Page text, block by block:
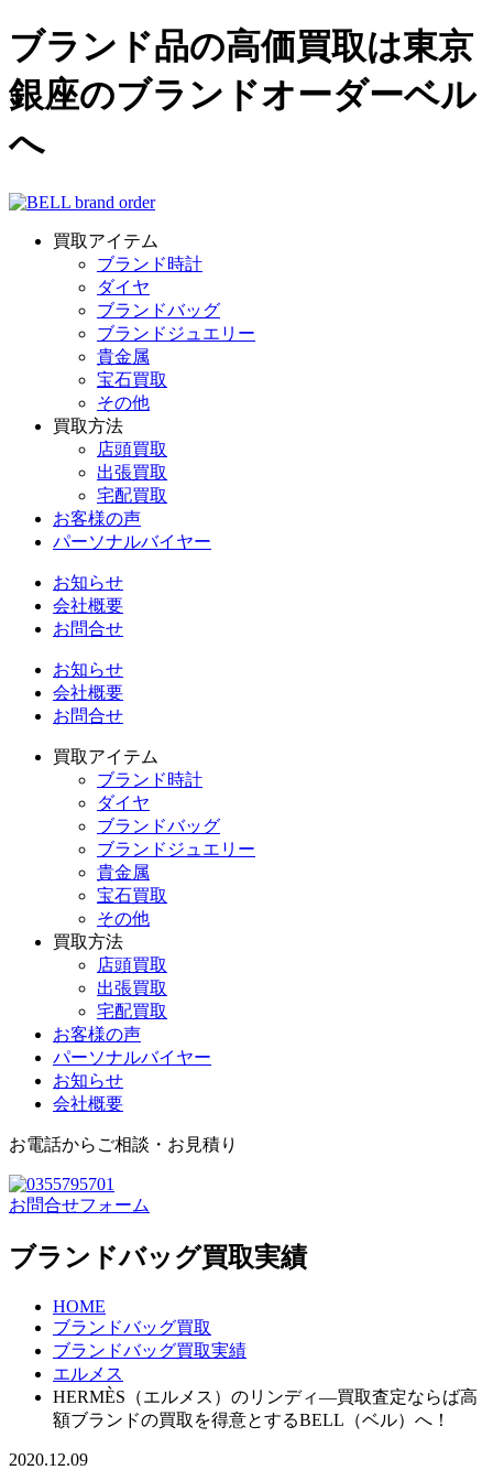
ブランド品の高価買取は東京
銀座のブランドオーダーベル
へ
買取アイテム
ブランド時計
ダイヤ
ブランドバッグ
ブランドジュエリー
貴金属
宝石買取
その他
買取方法
店頭買取
出張買取
宅配買取
お客様の声
パーソナルバイヤー
お知らせ
会社概要
お問合せ
お知らせ
会社概要
お問合せ
買取アイテム
ブランド時計
ダイヤ
ブランドバッグ
ブランドジュエリー
貴金属
宝石買取
その他
買取方法
店頭買取
出張買取
宅配買取
お客様の声
パーソナルバイヤー
お知らせ
会社概要
お電話からご相談・お見積り
お問合せフォーム
ブランドバッグ買取実績
HOME
ブランドバッグ買取
ブランドバッグ買取実績
エルメス
HERMÈS（エルメス）のリンディ―買取査定ならば高
額ブランドの買取を得意とするBELL（ベル）へ！
2020.12.09